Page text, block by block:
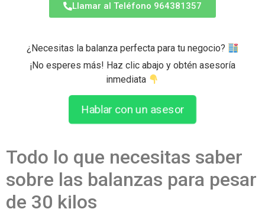
Llamar al Teléfono 964381357
¿Necesitas la balanza perfecta para tu negocio?
¡No esperes más! Haz clic abajo y obtén asesoría
inmediata
Hablar con un asesor
Todo lo que necesitas saber
sobre las balanzas para pesar
de 30 kilos